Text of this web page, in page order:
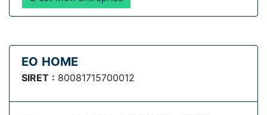
EO HOME
SIRET : 80081715700012